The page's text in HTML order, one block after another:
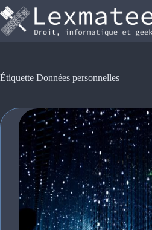
Passer
au
contenu
Étiquette Données personnelles